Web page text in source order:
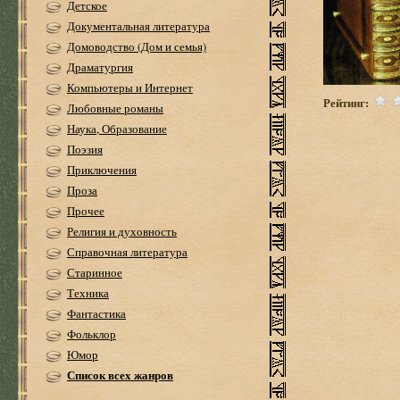
Детское
Документальная литература
Домоводство (Дом и семья)
Драматургия
Компьютеры и Интернет
Любовные романы
Наука, Образование
Поэзия
Приключения
Проза
Прочее
Религия и духовность
Справочная литература
Старинное
Техника
Фантастика
Фольклор
Юмор
Список всех жанров
Рейтинг: